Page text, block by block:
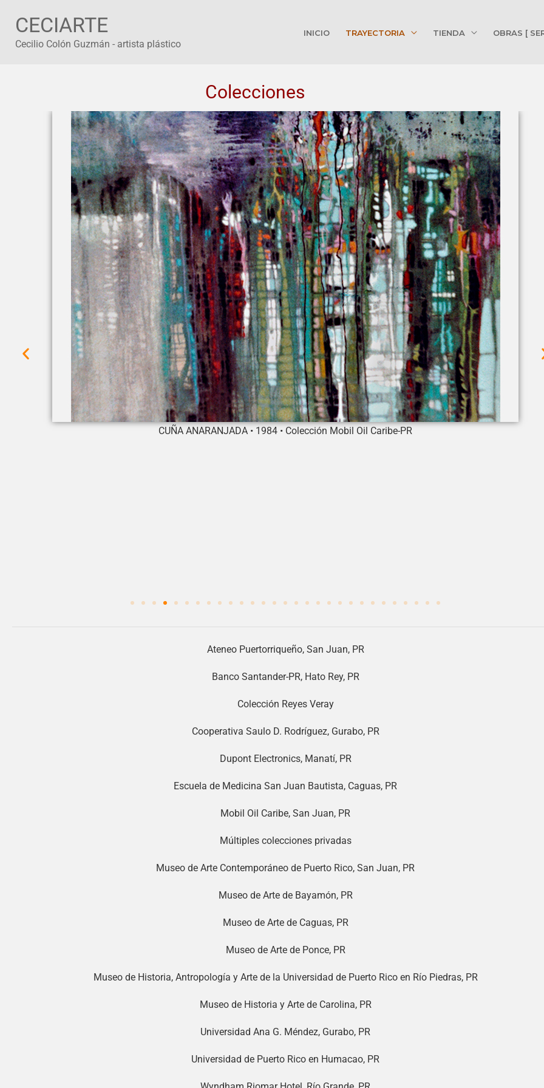
contenido
CECIARTE
Cecilio Colón Guzmán - artista plástico
INICIO TRAYECTORIA TIENDA OBRAS [
Colecciones
CUÑA ANARANJADA • 1984 • Colección Mobil Oil Caribe-PR
Ateneo Puertorriqueño, San Juan, PR
Banco Santander-PR, Hato Rey, PR
Colección Reyes Veray
Cooperativa Saulo D. Rodríguez, Gurabo, PR
Dupont Electronics, Manatí, PR
Escuela de Medicina San Juan Bautista, Caguas, PR
Mobil Oil Caribe, San Juan, PR
Múltiples colecciones privadas
Museo de Arte Contemporáneo de Puerto Rico, San Juan, PR
Museo de Arte de Bayamón, PR
Museo de Arte de Caguas, PR
Museo de Arte de Ponce, PR
Museo de Historia, Antropología y Arte de la Universidad de Puerto Rico en Río Piedras, PR
Museo de Historia y Arte de Carolina, PR
Universidad Ana G. Méndez, Gurabo, PR
Universidad de Puerto Rico en Humacao, PR